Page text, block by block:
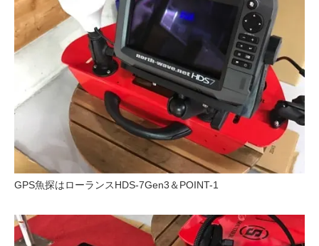
GPS魚探はローランスHDS-7Gen3＆POINT-1